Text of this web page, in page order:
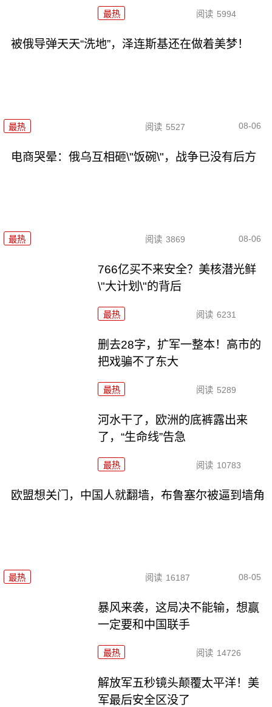
最热 阅读 5994
被俄导弹天天“洗地”，泽连斯基还在做着美梦！
最热 阅读 5527 08-06
电商哭晕：俄乌互相砸\"饭碗\"，战争已没有后方
最热 阅读 3869 08-06
766亿买不来安全？美核潜光鲜
\"大计划\"的背后
最热 阅读 6231
删去28字，扩军一整本！高市的
把戏骗不了东大
最热 阅读 5289
河水干了，欧洲的底裤露出来
了，“生命线”告急
最热 阅读 10783
欧盟想关门，中国人就翻墙，布鲁塞尔被逼到墙角
最热 阅读 16187 08-05
暴风来袭，这局决不能输，想赢
一定要和中国联手
最热 阅读 14726
解放军五秒镜头颠覆太平洋！美
军最后安全区没了